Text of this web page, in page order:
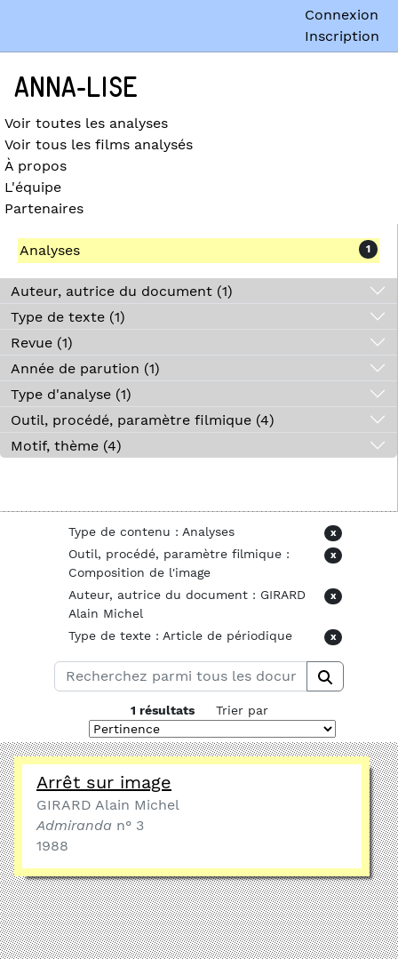
ANNA-LISE
Voir toutes les analyses
Voir tous les films analysés
À propos
L'équipe
Partenaires
Connexion
Inscription
Analyses 1
Auteur, autrice du document (1)
Type de texte (1)
Revue (1)
Année de parution (1)
Type d'analyse (1)
Outil, procédé, paramètre filmique (4)
Motif, thème (4)
Type de contenu : Analyses x
Outil, procédé, paramètre filmique :
Composition de l'image
x
Auteur, autrice du document : GIRARD
Alain Michel
x
Type de texte : Article de périodique x
1 résultats Trier par
Arrêt sur image
GIRARD Alain Michel
Admiranda n° 3
1988